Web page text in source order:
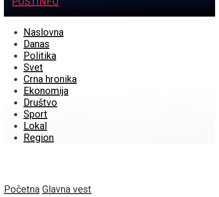
Naslovna
Danas
Politika
Svet
Crna hronika
Ekonomija
Društvo
Sport
Lokal
Region
Početna Glavna vest